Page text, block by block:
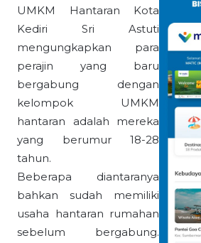
UMKM Hantaran Kota
Kediri Sri Astuti
mengungkapkan para
perajin yang baru
bergabung dengan
kelompok UMKM
hantaran adalah mereka
yang berumur 18-28
tahun.
Beberapa diantaranya
bahkan sudah memiliki
usaha hantaran rumahan
sebelum bergabung.